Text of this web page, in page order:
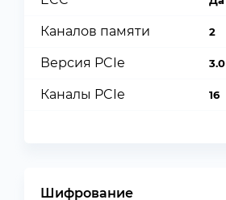
Каналов памяти 2
Версия PCIe 3.0
Каналы PCIe 16
Шифрование